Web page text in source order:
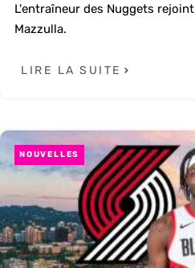
L'entraîneur des Nuggets
Mazzulla.
LIRE LA SUITE
NOUVELLES